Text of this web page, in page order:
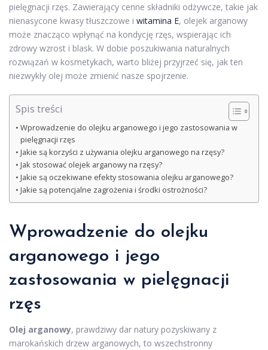
pielęgnacji rzęs. Zawierający cenne składniki odżywcze, takie jak
nienasycone kwasy tłuszczowe i witamina E, olejek arganowy
może znacząco wpłynąć na kondycję rzęs, wspierając ich
zdrowy wzrost i blask. W dobie poszukiwania naturalnych
rozwiązań w kosmetykach, warto bliżej przyjrzeć się, jak ten
niezwykły olej może zmienić nasze spojrzenie.
Spis treści
Wprowadzenie do olejku arganowego i jego zastosowania w
pielęgnacji rzęs
Jakie są korzyści z używania olejku arganowego na rzęsy?
Jak stosować olejek arganowy na rzęsy?
Jakie są oczekiwane efekty stosowania olejku arganowego?
Jakie są potencjalne zagrożenia i środki ostrożności?
Wprowadzenie do olejku
arganowego i jego
zastosowania w pielęgnacji
rzęs
Olej arganowy, prawdziwy dar natury pozyskiwany z
marokańskich drzew arganowych, to wszechstronny